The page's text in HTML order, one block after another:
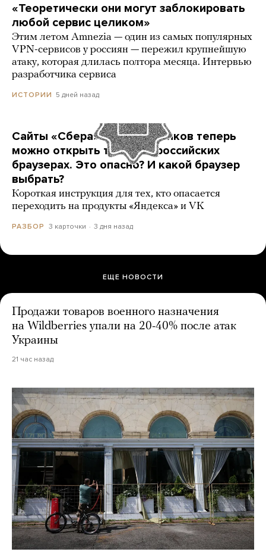
«Теоретически они могут заблокировать
любой сервис целиком»
Этим летом Amnezia — один из самых популярных
VPN-сервисов у россиян — пережил крупнейшую
атаку, которая длилась полтора месяца. Интервью
разработчика сервиса
ИСТОРИИ 5 дней назад
Сайты «Сбера» и других банков теперь
можно открыть только в российских
браузерах. Это опасно? И какой браузер
выбрать?
Короткая инструкция для тех, кто опасается
переходить на продукты «Яндекса» и VK
РАЗБОР 3 карточки 3 дня назад
ЕЩЕ НОВОСТИ
Продажи товаров военного назначения
на Wildberries упали на 20-40% после атак
Украины
21 час назад